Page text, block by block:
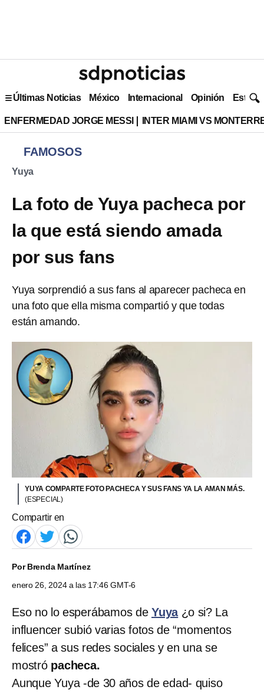
Últimas Noticias México Internacional Opinión Estilo
ENFERMEDAD JORGE MESSI INTER MIAMI VS
FAMOSOS
Yuya
La foto de Yuya pacheca por
la que está siendo amada
por sus fans
Yuya sorprendió a sus fans al aparecer pacheca en
una foto que ella misma compartió y que todas
están amando.
YUYA COMPARTE FOTO PACHECA Y SUS FANS YA LA AMAN MÁS.
(ESPECIAL)
Compartir en
PorBrenda Martínez
enero 26, 2024 a las 17:46 GMT-6
Eso no lo esperábamos de Yuya¿o si? La
influencer subió varias fotos de “momentos
felices” a sus redes sociales y en una se
mostrópacheca.
Aunque Yuya -de 30 años de edad- quiso